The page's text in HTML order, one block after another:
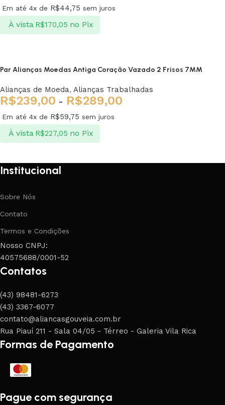
Em até 4x de R$44,75 sem juros
À vista R$170,05 no Pix
Par Alianças Moedas Antiga Coração Vazado 2 Frisos 7MM
Alianças de Moeda, Alianças Trabalhadas
R$239,00 - R$289,00
Em até 4x de R$59,75 sem juros
À vista R$227,05 no Pix
Institucional
Sobre Nós
Contato
Termos e Condições
Nosso CNPJ:
40575688/0001-52
Contatos
(43) 98481-6273
(43) 3367-6077
contato@aliancasgouveia.com.br
Rua Piauí 211 - Sala 04/05 - Térreo - Galeria Vila Rica
Formas de Pagamento
Pague com segurança